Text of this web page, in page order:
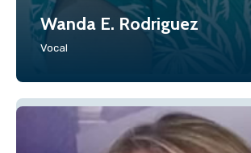
Wanda E. Rodriguez
Vocal